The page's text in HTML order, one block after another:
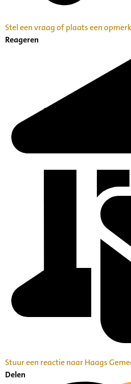
Stel een vraag of plaats een
Reageren
Stuur een reactie naar Haags
Delen